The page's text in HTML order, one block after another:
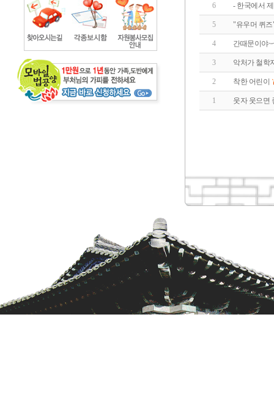
6 - 한국에서
5 "유우머 퀴
4 간때문이야
3 악처가 철학
2 착한 어린이
1 웃자 웃으면